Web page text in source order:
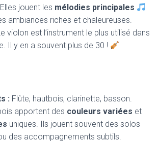
jouent les mélodies principales
ambiances riches et chaleureuses.
violon est l’instrument le plus utilisé dans
Il y en a souvent plus de 30 !
: Flûte, hautbois, clarinette, basson.
apportent des couleurs variées et
uniques. Ils jouent souvent des solos
des accompagnements subtils.